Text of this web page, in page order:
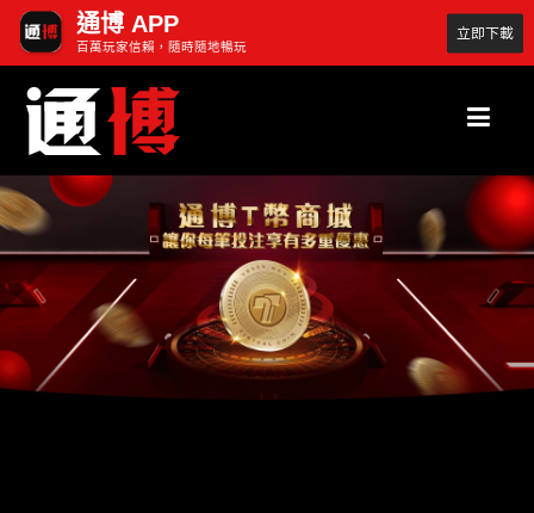
通博 APP
百萬玩家信賴，隨時隨地暢玩
立即下載